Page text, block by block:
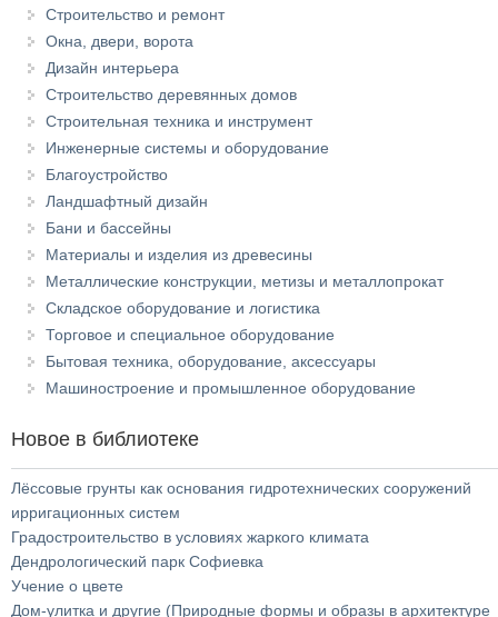
Строительство и ремонт
Окна, двери, ворота
Дизайн интерьера
Строительство деревянных домов
Строительная техника и инструмент
Инженерные системы и оборудование
Благоустройство
Ландшафтный дизайн
Бани и бассейны
Материалы и изделия из древесины
Металлические конструкции, метизы и металлопрокат
Складское оборудование и логистика
Торговое и специальное оборудование
Бытовая техника, оборудование, аксессуары
Машиностроение и промышленное оборудование
Новое в библиотеке
Лёссовые грунты как основания гидротехнических сооружений
ирригационных систем
Градостроительство в условиях жаркого климата
Дендрологический парк Софиевка
Учение о цвете
Дом-улитка и другие (Природные формы и образы в архитектуре